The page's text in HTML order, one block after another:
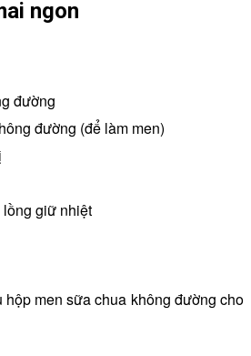
ngon
đường
đường (để làm men)
giữ nhiệt
hộp men sữa chua không đường cho